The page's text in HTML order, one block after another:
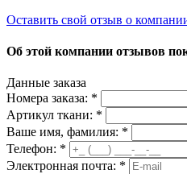
Оставить свой отзыв о
Об этой компании отзывов
Данные заказа
Номера заказа: *
Артикул ткани: *
Ваше имя, фамилия: *
Телефон: *
Электронная почта: *